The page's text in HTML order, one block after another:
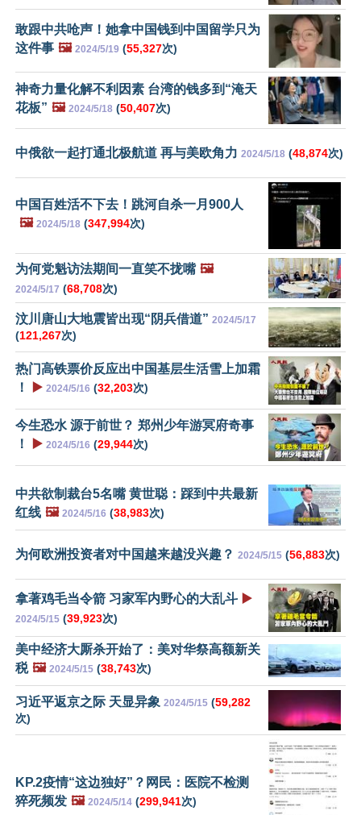
敢跟中共呛声！她拿中国钱到中国留学只为
这件事 🖼️ 2024/5/19 (55,327次)
神奇力量化解不利因素 台湾的钱多到“淹天
花板” 🖼️ 2024/5/18 (50,407次)
中俄欲一起打通北极航道 再与美欧角力 2024/5/18 (48,874次)
中国百姓活不下去！跳河自杀一月900人
🖼️ 2024/5/18 (347,994次)
为何党魁访法期间一直笑不拢嘴 🖼️
2024/5/17 (68,708次)
汶川唐山大地震皆出现“阴兵借道” 2024/5/17
(121,267次)
热门高铁票价反应出中国基层生活雪上加霜
！
▶️ 2024/5/16 (32,203次)
今生恐水 源于前世？ 郑州少年游冥府奇事
！
▶️ 2024/5/16 (29,944次)
中共欲制裁台5名嘴 黄世聪：踩到中共最新
红线 🖼️ 2024/5/16 (38,983次)
为何欧洲投资者对中国越来越没兴趣？ 2024/5/15 (56,883次)
拿著鸡毛当令箭 习家军内野心的大乱斗 ▶️
2024/5/15 (39,923次)
美中经济大厮杀开始了：美对华祭高额新关
税 🖼️ 2024/5/15 (38,743次)
习近平返京之际 天显异象 2024/5/15 (59,282
次)
KP.2疫情“这边独好”？网民：医院不检测
猝死频发 🖼️ 2024/5/14 (299,941次)